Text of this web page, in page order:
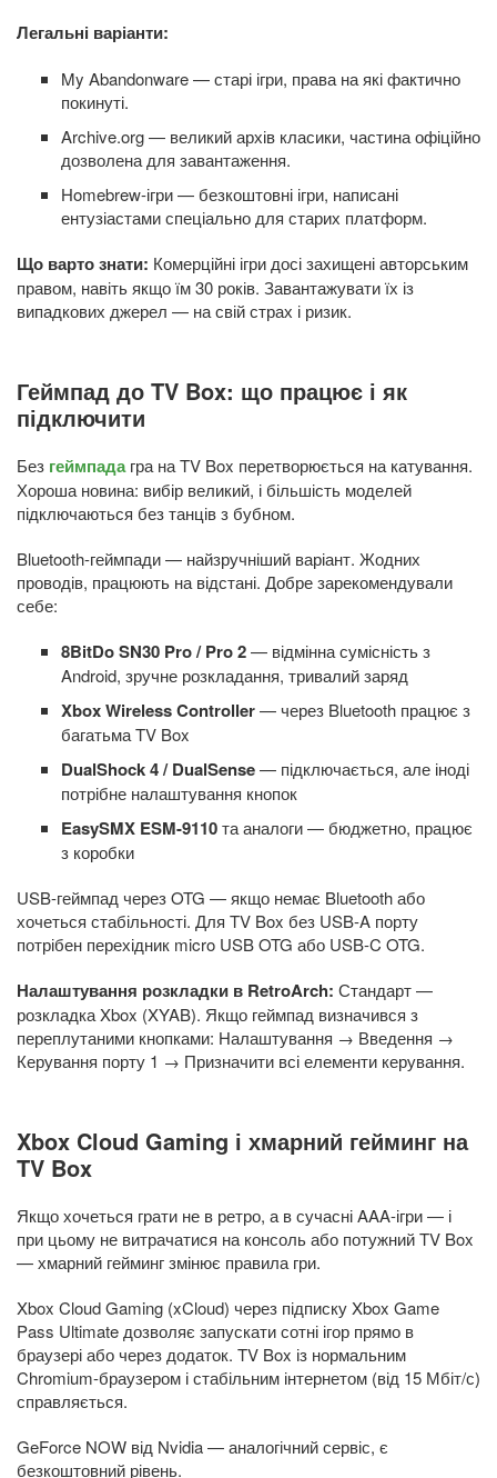
Легальні варіанти:
My Abandonware — старі ігри, права на які фактично
покинуті.
Archive.org — великий архів класики, частина офіційно
дозволена для завантаження.
Homebrew-ігри — безкоштовні ігри, написані
ентузіастами спеціально для старих платформ.
Що варто знати: Комерційні ігри досі захищені авторським
правом, навіть якщо їм 30 років. Завантажувати їх із
випадкових джерел — на свій страх і ризик.
Геймпад до TV Box: що працює і як
підключити
Без геймпадагра на TV Box перетворюється на катування.
Хороша новина: вибір великий, і більшість моделей
підключаються без танців з бубном.
Bluetooth-геймпади — найзручніший варіант. Жодних
проводів, працюють на відстані. Добре зарекомендували
себе:
8BitDo SN30 Pro / Pro 2— відмінна сумісність з
Android, зручне розкладання, тривалий заряд
Xbox Wireless Controller— через Bluetooth працює з
багатьма TV Box
DualShock 4 / DualSense— підключається, але іноді
потрібне налаштування кнопок
EasySMX ESM-9110та аналоги — бюджетно, працює
з коробки
USB-геймпад через OTG — якщо немає Bluetooth або
хочеться стабільності. Для TV Box без USB-A порту
потрібен перехідник micro USB OTG або USB-C OTG.
Налаштування розкладки в RetroArch: Стандарт —
розкладка Xbox (XYAB). Якщо геймпад визначився з
переплутаними кнопками: Налаштування → Введення →
Керування порту 1 → Призначити всі елементи керування.
Xbox Cloud Gaming і хмарний гейминг на
TV Box
Якщо хочеться грати не в ретро, а в сучасні AAA-ігри — і
при цьому не витрачатися на консоль або потужний TV Box
— хмарний гейминг змінює правила гри.
Xbox Cloud Gaming (xCloud) через підписку Xbox Game
Pass Ultimate дозволяє запускати сотні ігор прямо в
браузері або через додаток. TV Box із нормальним
Chromium-браузером і стабільним інтернетом (від 15 Мбіт/с)
справляється.
GeForce NOW від Nvidia — аналогічний сервіс, є
безкоштовний рівень.